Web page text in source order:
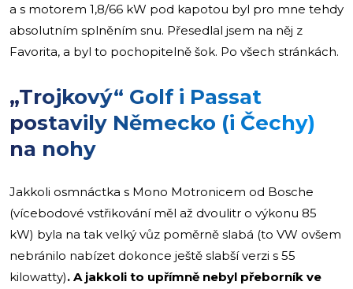
a s motorem 1,8/66 kW pod kapotou byl pro mne tehdy
absolutním splněním snu. Přesedlal jsem na něj z
Favorita, a byl to pochopitelně šok. Po všech stránkách.
„Trojkový“ Golf i Passat
postavily Německo (i Čechy)
na nohy
Jakkoli osmnáctka s Mono Motronicem od Bosche
(vícebodové vstřikování měl až dvoulitr o výkonu 85
kW) byla na tak velký vůz poměrně slabá (to VW ovšem
nebránilo nabízet dokonce ještě slabší verzi s 55
kilowatty). A jakkoli to upřímně nebyl přeborník ve